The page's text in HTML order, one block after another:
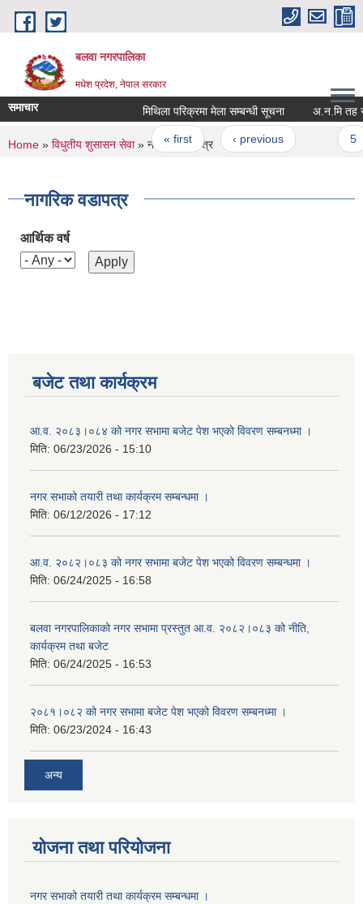
Skip to main content
बलवा नगरपालिका
मधेश प्रदेश, नेपाल सरकार
समाचार मिथिला परिक्रमा मेला सम्बन्धी सूचना
Pages
« first ‹ previous
You are here
Home » विधुतीय शुसासन सेवा» नागरिक वडापत्र
नागरिक वडापत्र
आर्थिक वर्ष
बजेट तथा कार्यक्रम
आ.व. २०८३।०८४ को नगर सभामा बजेट पेश भएको विवरण सम्बनध्मा ।
मिति: 06/23/2026 - 15:10
नगर सभाको तयारी तथा कार्यक्रम सम्बन्धमा ।
मिति: 06/12/2026 - 17:12
आ.व. २०८२।०८३ को नगर सभामा बजेट पेश भएको विवरण सम्बन्धमा ।
मिति: 06/24/2025 - 16:58
बलवा नगरपालिकाको नगर सभामा प्रस्तुत आ.व. २०८२।०८३ को नीति,
कार्यक्रम तथा बजेट
मिति: 06/24/2025 - 16:53
२०८१।०८२ को नगर सभामा बजेट पेश भएको विवरण सम्बनध्मा ।
मिति: 06/23/2024 - 16:43
अन्य
योजना तथा परियोजना
नगर सभाको तयारी तथा कार्यक्रम सम्बन्धमा ।